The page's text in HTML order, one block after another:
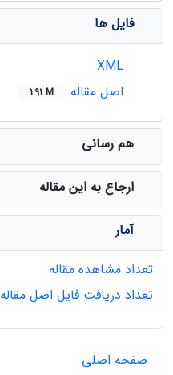
فایل ها
اصل مقاله
1.91 M
هم رسانی
ارجاع به این مقاله
آمار
تعداد مشاهده مقاله
تعداد دریافت فایل اصل مقاله
صفحه اصلی